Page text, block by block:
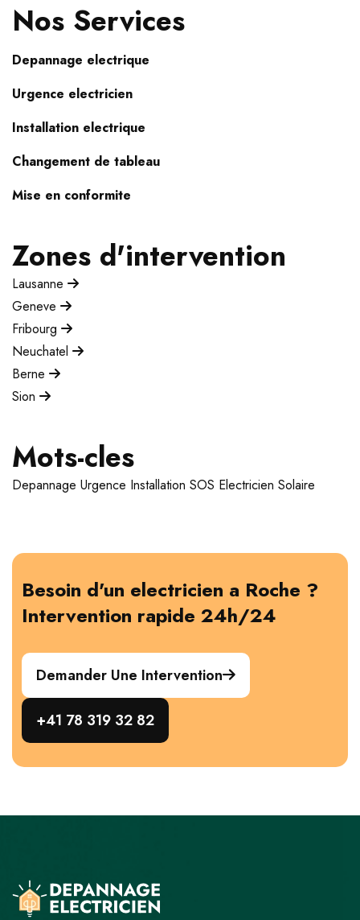
Nos Services
Depannage electrique
Urgence electricien
Installation electrique
Changement de tableau
Mise en conformite
Zones d'intervention
Lausanne
Geneve
Fribourg
Neuchatel
Berne
Sion
Mots-cles
Depannage Urgence Installation SOS Electricien Solaire
Besoin d'un electricien a Roche ?
Intervention rapide 24h/24
Demander Une Intervention
+41 78 319 32 82